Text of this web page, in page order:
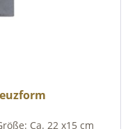
Ca. 22 x15 cm